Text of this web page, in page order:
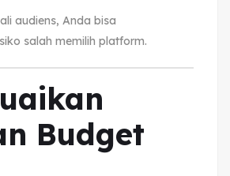
audiens, Anda bisa
salah memilih platform.
Budget